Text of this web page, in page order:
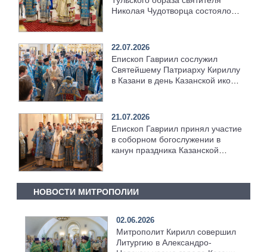
Николая Чудотворца состоялось
22.07.2026
Епископ Гавриил сослужил
Святейшему Патриарху Кириллу
в Казани в день Казанской иконы
21.07.2026
Епископ Гавриил принял участие
в соборном богослужении в
канун праздника Казанской
НОВОСТИ МИТРОПОЛИИ
02.06.2026
Митрополит Кирилл совершил
Литургию в Александро-